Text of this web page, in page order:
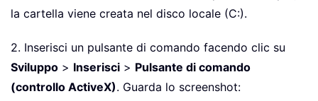
la cartella viene creata nel disco locale (C:).
2. Inserisci un pulsante di comando facendo clic su
Sviluppo > Inserisci > Pulsante di comando
(controllo ActiveX). Guarda lo screenshot: